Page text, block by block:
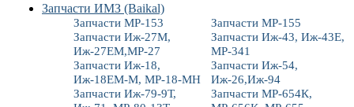
Запчасти ИМЗ (Baikal)
Запчасти МР-153
Запчасти МР-155
Запчасти Иж-27М,
Иж-27ЕМ,МР-27
Запчасти Иж-43, Иж-43Е,
МР-341
Запчасти Иж-18,
Иж-18ЕМ-М, МР-18-МН
Запчасти Иж-54,
Иж-26,Иж-94
Запчасти Иж-79-9Т,
Запчасти МР-654К,